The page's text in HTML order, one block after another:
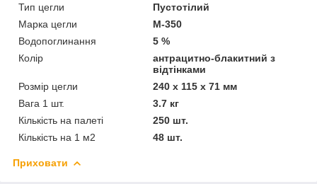
Тип цегли
Пустотілий
Марка цегли
М-350
Водопоглинання
5 %
Колір
антрацитно-блакитний з
відтінками
Розмір цегли
240 х 115 х 71 мм
Вага 1 шт.
3.7 кг
Кількість на палеті
250 шт.
Кількість на 1 м2
48 шт.
Приховати